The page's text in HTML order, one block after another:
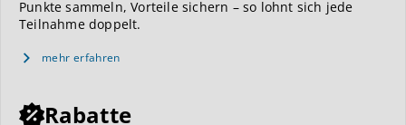
Punkte sammeln, Vorteile sichern – so lohnt sich jede
Teilnahme doppelt.
mehr erfahren
Rabatte